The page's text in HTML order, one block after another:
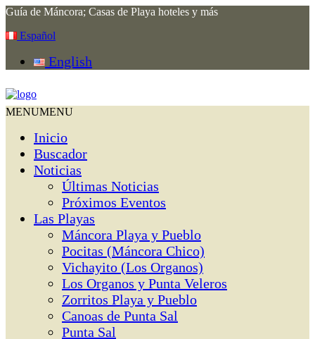
Guía de Máncora; Casas de Playa hoteles y más
Español
English
MENUMENU
Inicio
Buscador
Noticias
Últimas Noticias
Próximos Eventos
Las Playas
Máncora Playa y Pueblo
Pocitas (Máncora Chico)
Vichayito (Los Organos)
Los Organos y Punta Veleros
Zorritos Playa y Pueblo
Canoas de Punta Sal
Punta Sal